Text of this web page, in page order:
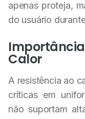
apenas proteja,
do usuário
Calor
A resistência ao
críticas em
não suportam